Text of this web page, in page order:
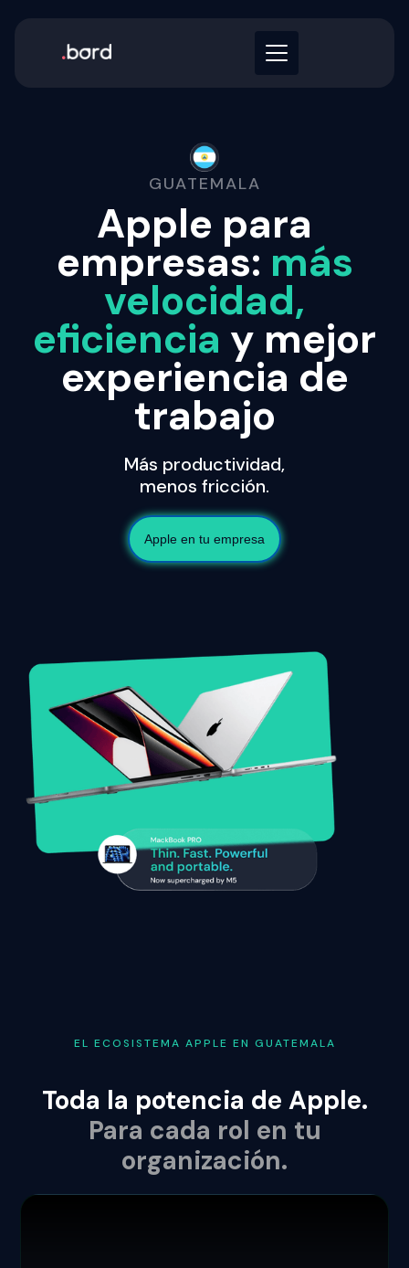
GUATEMALA
Apple para
empresas: más
velocidad,
eficiencia y mejor
experiencia de
trabajo
Más productividad,
menos fricción.
Apple en tu empresa
EL ECOSISTEMA APPLE EN GUATEMALA
Toda la potencia de Apple.
Para cada rol en tu
organización.